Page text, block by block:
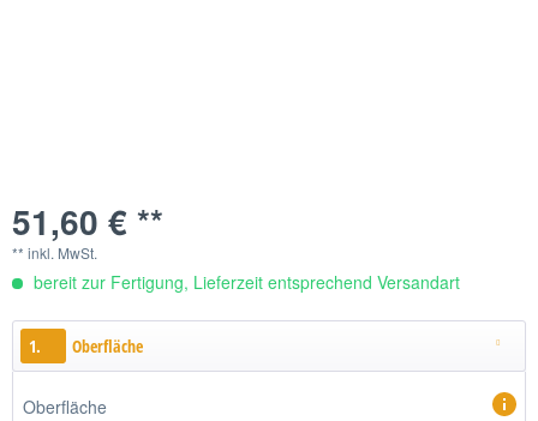
51,60 € **
** inkl. MwSt.
bereit zur Fertigung, Lieferzeit entsprechend Versandart
1. Oberfläche
Oberfläche